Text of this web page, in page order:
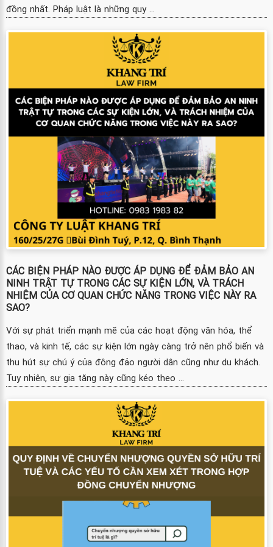
đồng nhất. Pháp luật là những quy ...
CÁC BIỆN PHÁP NÀO ĐƯỢC ÁP DỤNG ĐỂ ĐẢM BẢO AN
NINH TRẬT TỰ TRONG CÁC SỰ KIỆN LỚN, VÀ TRÁCH
NHIỆM CỦA CƠ QUAN CHỨC NĂNG TRONG VIỆC NÀY RA
SAO?
Với sự phát triển mạnh mẽ của các hoạt động văn hóa, thể
thao, và kinh tế, các sự kiện lớn ngày càng trở nên phổ biến và
thu hút sự chú ý của đông đảo người dân cũng như du khách.
Tuy nhiên, sự gia tăng này cũng kéo theo ...